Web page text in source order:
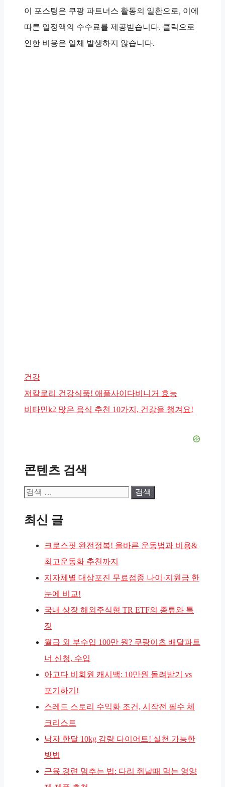
이 포스팅은 쿠팡 파트너스 활동의 일환으로, 이에
따른 일정액의 수수료를 제공받습니다. 클릭으로
인한 비용은 일체 발생하지 않습니다.
카
테
고
건강
저칼로리 건강식품! 애플사이다비니거 효능
비타민k2 많은 음식 추천 10가지, 건강을 챙겨요!
콘텐츠 검색
검
최신 글
크로스핏 완전정복! 올바른 운동법과 비용&
최고운동화 추천까지
지자체별 대상포진 무료접종 나이·지원금 한
눈에 비교!
국내 상장 해외주식형 TR ETF의 종류와 특
징
월급 외 부수입 100만 원? 쿠팡이츠 배달파트
너 신청, 수입
아고다 비회원 캐시백: 10만원 돌려받기 vs
포기하기!
스레드 스토리 수익화 조건, 시작전 필수 체
크리스트
남자 한달 10kg 감량 다이어트! 실천 가능한
방법
근육 경련 멈추는 법: 다리 쥐날때 먹는 영양